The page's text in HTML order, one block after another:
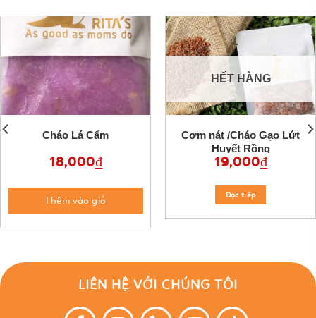
Cháo Lá Cẩm
18,000₫
Thêm vào giỏ
HẾT HÀNG
Cơm nát /Cháo Gạo Lứt
Huyết Rồng
19,000₫
Đọc tiêp
LIÊN HỆ VỚI CHÚNG TÔI